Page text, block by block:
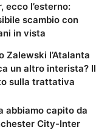
ecco l’esterno:
scambio con
in vista
Zalewski l’Atalanta
un altro interista? Il
sulla trattativa
abbiamo capito da
City-Inter